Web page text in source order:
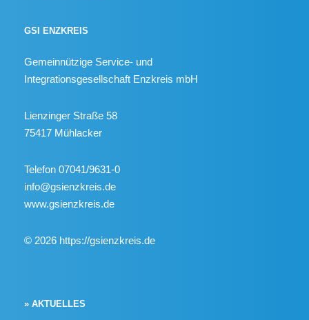
GSI ENZKREIS
Gemeinnützige Service- und
Integrationsgesellschaft Enzkreis mbH
Lienzinger Straße 58
75417 Mühlacker
Telefon 07041/9631-0
info@gsienzkreis.de
www.gsienzkreis.de
© 2026 https://gsienzkreis.de
» AKTUELLES